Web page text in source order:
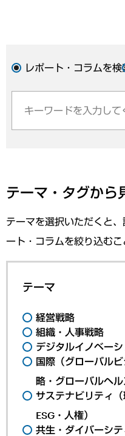
レポート・コラムを検
テーマ・タグから
テーマを選択いただくと
ート・コラムを絞り込むこ
テーマ
経営戦略
組織・人事戦略
デジタルイノベーシ
国際（グローバル
略・グローバルヘル
サステナビリティ
ESG・人権）
共生・ダイバーシテ